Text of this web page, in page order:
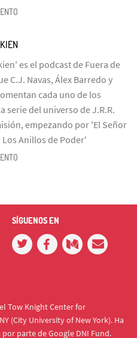
es el podcast de Fuera de
C.J. Navas, Álex Barredo y
cada uno de los
serie del universo de J.R.R.
empezando por 'El Señor
Anillos de Poder'
SÍGUENOS EN
Tow Knight Center for
(City University of New York). Ha
parte de Google DNI Fund.